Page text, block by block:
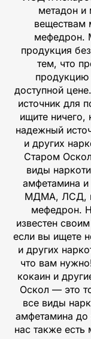
метадон и
веществам
мефедрон.
продукция
тем, что
продукцию
доступной
источник для
ищите
надежный
и других
Старом
виды
амфетамина
МДМА, ЛСД,
мефедрон.
известен
если вы ищете
и других
что вам
кокаин и
Оскол — это
все виды
амфетамина
нас также